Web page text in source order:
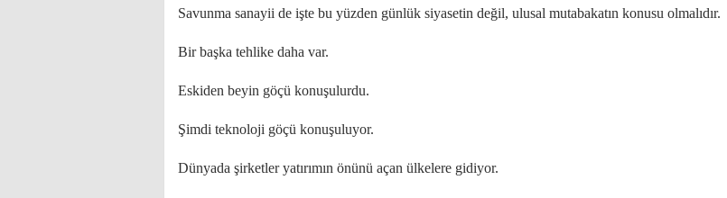
Savunma sanayii de işte bu yüzden günlük siyasetin değil, ulusal mutabakatın konusu olmalıdır.
Bir başka tehlike daha var.
Eskiden beyin göçü konuşulurdu.
Şimdi teknoloji göçü konuşuluyor.
Dünyada şirketler yatırımın önünü açan ülkelere gidiyor.